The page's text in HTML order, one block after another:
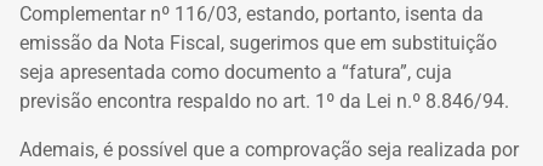
Complementar nº 116/03, estando, portanto, isenta da
emissão da Nota Fiscal, sugerimos que em substituição
seja apresentada como documento a “fatura”, cuja
previsão encontra respaldo no art. 1º da Lei n.º 8.846/94.
Ademais, é possível que a comprovação seja realizada por